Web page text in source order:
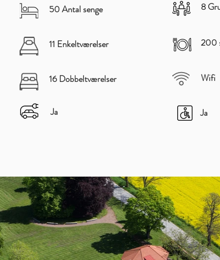
Ja Ja
200
Wifi
50 Antal senge
11 Enkeltværelser
16 Dobbeltværelser
8